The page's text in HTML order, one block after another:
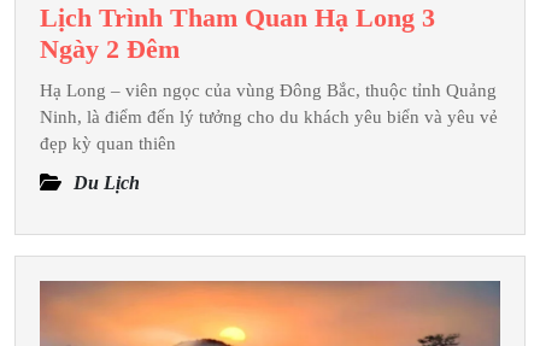
Lịch Trình Tham Quan Hạ Long 3
Ngày 2 Đêm
Trình
Tham
3
Ngày
2
Đêm
Hạ Long – viên ngọc của vùng Đông Bắc, thuộc tỉnh Quảng
Ninh, là điểm đến lý tưởng cho du khách yêu biển và yêu vẻ
đẹp kỳ quan thiên
Du Lịch